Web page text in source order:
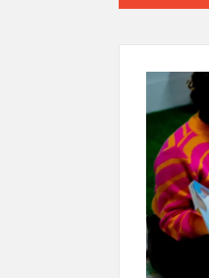
Voces
A 18 años
umbral
Invitan a
editorial.
Lanza
Invitan a
en Ciudad